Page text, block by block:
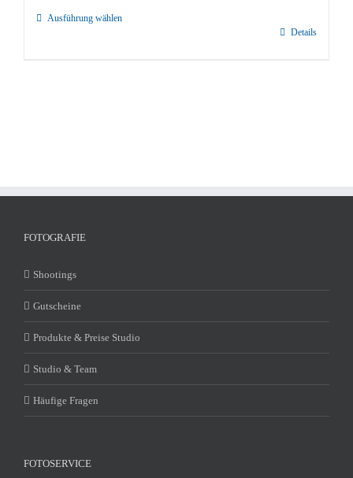
Ausführung wählen
Details
FOTOGRAFIE
Shootings
Gutscheine
Produkte & Preise Studio
Studio & Team
Häufige Fragen
FOTOSERVICE